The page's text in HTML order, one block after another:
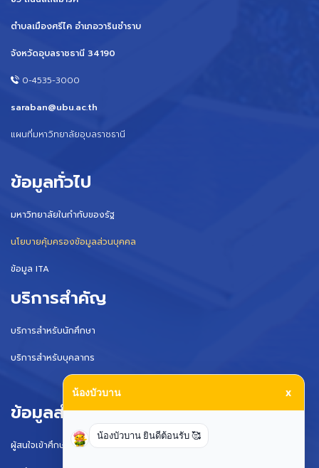
ตำบลเมืองศรีไค อำเภอวารินชำราบ
จังหวัดอุบลราชธานี 34190
0-4535-3000
saraban@ubu.ac.th
แผนที่มหาวิทยาลัยอุบลราชธานี
ข้อมูลทั่วไป
มหาวิทยาลัยในกำกับของรัฐ
นโยบายคุ้มครองข้อมูลส่วนบุคคล
ข้อมูล ITA
บริการสำคัญ
บริการสำหรับนักศึกษา
บริการสำหรับบุคลากร
ข้อมูลสำหรับ
ผู้สนใจเข้าศึกษา
น้องบัวบาน x
น้องบัวบาน ยินดีต้อนรับ 🥰